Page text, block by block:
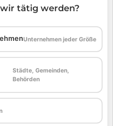
tätig werden?
Unternehmen jeder Größe
Städte, Gemeinden,
Behörden